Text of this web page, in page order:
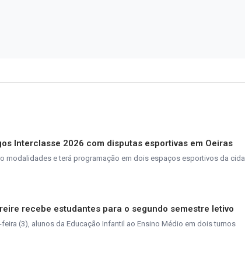
Interclasse 2026 com disputas esportivas em Oeiras
modalidades e terá programação em dois espaços esportivos da
recebe estudantes para o segundo semestre letivo
(3), alunos da Educação Infantil ao Ensino Médio em dois turnos